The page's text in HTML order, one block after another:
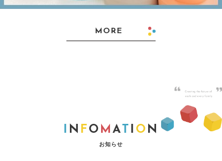
MORE
I N F O M A T I O N
お知らせ